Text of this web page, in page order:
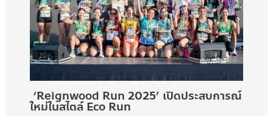
‘Reignwood Run 2025’ เปิดประสบการณ์
ใหม่ในสไตล์ Eco Run